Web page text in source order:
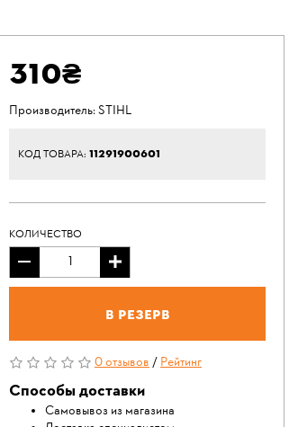
310₴
Производитель:STIHL
КОД ТОВАРА: 11291900601
КОЛИЧЕСТВО
В резерв
0 отзывов/Рейтинг
Способы доставки
Самовывоз из магазина